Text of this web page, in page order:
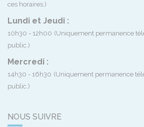
ces horaires.)
Lundi et Jeudi :
10h30 - 12h00 (Uniquement permanence
public.)
Mercredi :
14h30 - 16h30 (Uniquement permanence
public.)
NOUS SUIVRE